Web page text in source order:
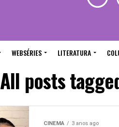
WEBSÉRIES LITERATURA
All posts
CINEMA 3 anos ago